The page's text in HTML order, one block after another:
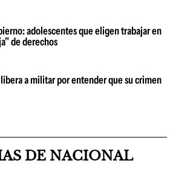
adolescentes que eligen trabajar en
de derechos
a militar por entender que su crimen
DE NACIONAL